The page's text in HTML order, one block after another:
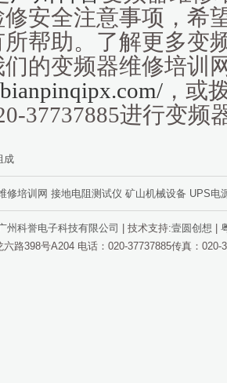
安全注意事项，希
帮助。了解更多变
的变频器维修培训
，或
37737885进行变频
成
修培训网 接地电阻测试仪 矿山机械设备 UPS电
州科誉电子科技有限公司 | 技术支持:壹圆创想
路398号A204 电话：020-37737885传真：020-